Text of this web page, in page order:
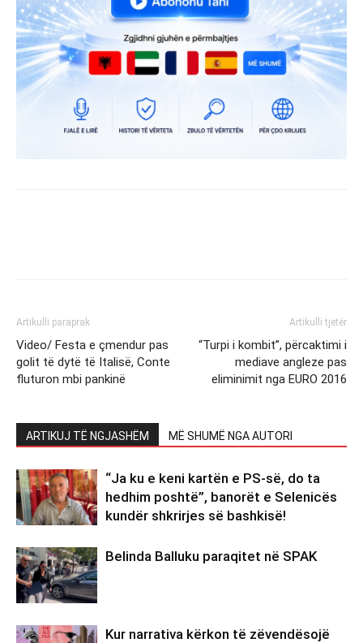
Artikulli paraprak
Video/ Festa e çmendur pas
golit të dytë të Italisë, Conte
fluturon mbi pankinë
Artikulli tjetër
“Turpi i kombit”, përcaktimi i
mediave angleze pas
eliminimit nga EURO 2016
ARTIKUJ TË NGJASHËM MË SHUMË NGA AUTORI
“Ja ku e keni kartën e PS-së, do ta
hedhim poshtë”, banorët e Selenicës
kundër shkrirjes së bashkisë!
Belinda Balluku paraqitet në SPAK
Kur narrativa kërkon të zëvendësojë